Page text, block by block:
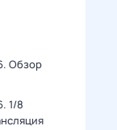
Обзор
1/8